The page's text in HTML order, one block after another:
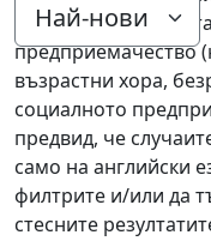
програми в
предприемачество
възрастни хора,
социалното
предвид, че
само на английски
филтрите и/или да
стесните